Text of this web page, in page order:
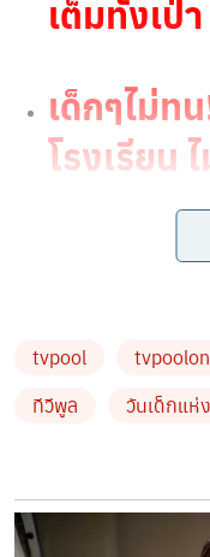
เต็มทั้งเป่
เด็กๆไม่ท
โรงเรียน
ความจับ
เป็นธรรมเนียมในทุก
กัน ซึ่งหลายคนก็ฉาย
เล็ก จนปัจจุบันก็ยิ่งดูดี
tvpool
ทีวีพูล
วันเด็กแห่